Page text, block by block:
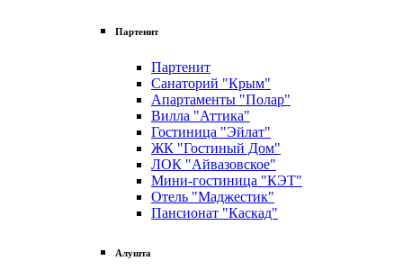
Партенит
Партенит
Санаторий "Крым"
Апартаменты "Полар"
Вилла "Аттика"
Гостиница "Эйлат"
ЖК "Гостиный Дом"
ЛОК "Айвазовское"
Мини-гостиница "КЭТ"
Отель "Маджестик"
Пансионат "Каскад"
Алушта